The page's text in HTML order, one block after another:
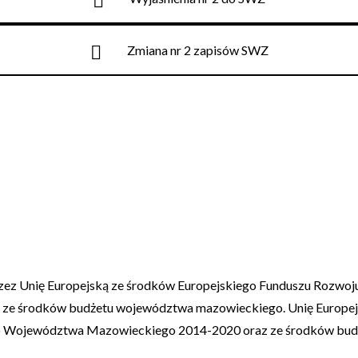
Zmiana nr 2 zapisów SWZ
Unię Europejską ze środków Europejskiego Funduszu
środków budżetu województwa mazowieckiego. Unię
Województwa Mazowieckiego 2014-2020 oraz ze środków